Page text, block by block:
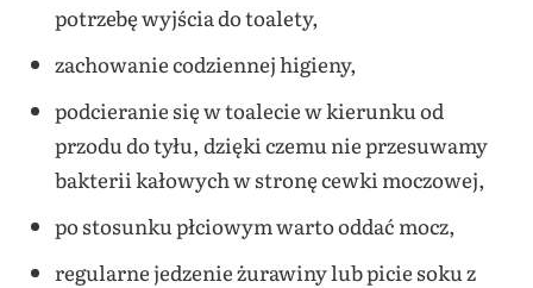
potrzebę wyjścia do toalety,
zachowanie codziennej higieny,
podcieranie się w toalecie w kierunku od
przodu do tyłu, dzięki czemu nie przesuwamy
bakterii kałowych w stronę cewki moczowej,
po stosunku płciowym warto oddać mocz,
regularne jedzenie żurawiny lub picie soku z